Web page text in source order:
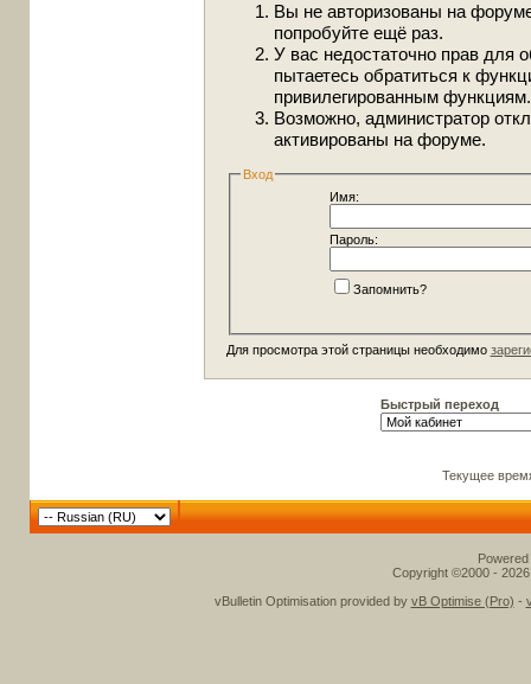
Вы не авторизованы на
попробуйте ещё раз.
У вас недостаточно прав для
пытаетесь обратиться к
привилегированным функциям.
Возможно, администратор
активированы на форуме.
Вход
Имя:
Пароль:
Запомнить?
Для просмотра этой страницы необходимо
Быстрый переход
Текущее
Copyright ©2000 -
vBulletin Optimisation provided by vB Optimise (Pro) -